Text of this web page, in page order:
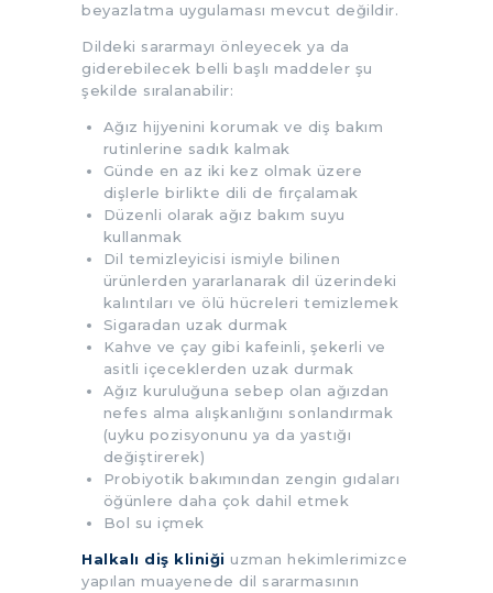
beyazlatma uygulaması mevcut değildir.
Dildeki sararmayı önleyecek ya da
giderebilecek belli başlı maddeler şu
şekilde sıralanabilir:
Ağız hijyenini korumak ve diş bakım
rutinlerine sadık kalmak
Günde en az iki kez olmak üzere
dişlerle birlikte dili de fırçalamak
Düzenli olarak ağız bakım suyu
kullanmak
Dil temizleyicisi ismiyle bilinen
ürünlerden yararlanarak dil üzerindeki
kalıntıları ve ölü hücreleri temizlemek
Sigaradan uzak durmak
Kahve ve çay gibi kafeinli, şekerli ve
asitli içeceklerden uzak durmak
Ağız kuruluğuna sebep olan ağızdan
nefes alma alışkanlığını sonlandırmak
(uyku pozisyonunu ya da yastığı
değiştirerek)
Probiyotik bakımından zengin gıdaları
öğünlere daha çok dahil etmek
Bol su içmek
Halkalı diş kliniği uzman hekimlerimizce
yapılan muayenede dil sararmasının